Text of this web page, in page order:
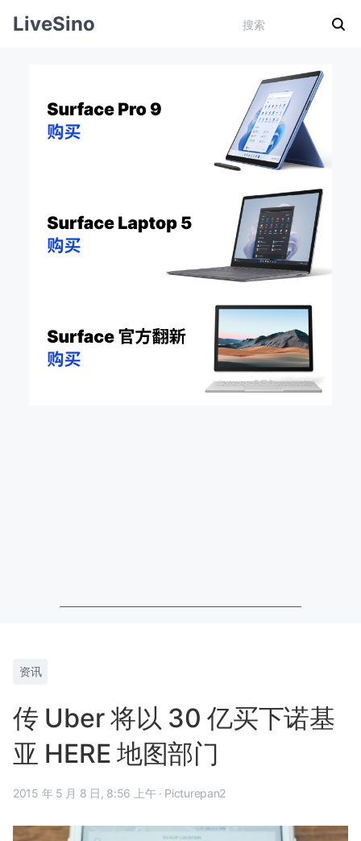
LiveSino
资讯
传 Uber 将以 30 亿买下诺基
亚 HERE 地图部门
2015 年 5 月 8 日, 8:56 上午 · Picturepan2